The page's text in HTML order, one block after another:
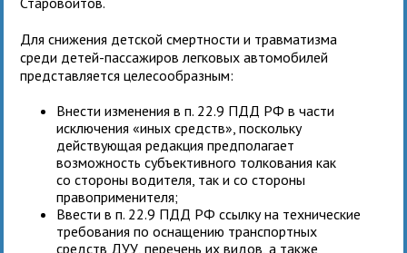
Для снижения детской смертности и травматизма
среди детей-пассажиров легковых автомобилей
представляется целесообразным:
Внести изменения в п. 22.9 ПДД РФ в части
исключения «иных средств», поскольку
действующая редакция предполагает
возможность субъективного толкования как
со стороны водителя, так и со стороны
правоприменителя;
Ввести в п. 22.9 ПДД РФ ссылку на технические
требования по оснащению транспортных
средств ДУУ, перечень их видов, а также